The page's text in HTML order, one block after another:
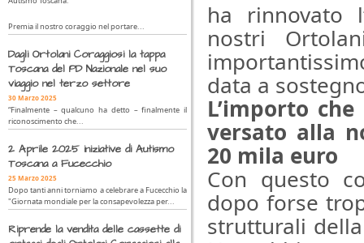
ha rinnovato
nostri
data a
L’importo
versato alla
20 mila euro
Con questo
dopo forse
strutturali
Premia il nostro coraggio nel portare...
Dagli Ortolani Coraggiosi la tappa
Toscana del PD Nazionale nel suo
viaggio nel terzo settore
30 Marzo 2025
“Finalmente – qualcuno ha detto – finalmente il
riconoscimento che...
2 Aprile 2025 iniziative di Autismo
Toscana a Fucecchio
25 Marzo 2025
Dopo tanti anni torniamo a celebrare a Fucecchio la
"Giornata mondiale per la consapevolezza per...
Riprende la vendita delle cassette di